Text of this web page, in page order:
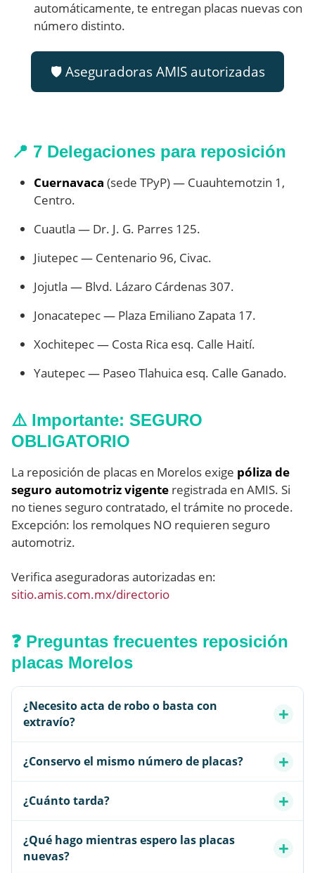
automáticamente, te entregan placas nuevas con
número distinto.
🛡️ Aseguradoras AMIS autorizadas
📍 7 Delegaciones para reposición
Cuernavaca (sede TPyP) — Cuauhtemotzin 1,
Centro.
Cuautla — Dr. J. G. Parres 125.
Jiutepec — Centenario 96, Civac.
Jojutla — Blvd. Lázaro Cárdenas 307.
Jonacatepec — Plaza Emiliano Zapata 17.
Xochitepec — Costa Rica esq. Calle Haití.
Yautepec — Paseo Tlahuica esq. Calle Ganado.
⚠️ Importante: SEGURO
OBLIGATORIO
La reposición de placas en Morelos exige póliza de
seguro automotriz vigente registrada en AMIS. Si
no tienes seguro contratado, el trámite no procede.
Excepción: los remolques NO requieren seguro
automotriz.
Verifica aseguradoras autorizadas en:
sitio.amis.com.mx/directorio
❓ Preguntas frecuentes reposición
placas Morelos
¿Necesito acta de robo o basta con
extravío?
¿Conservo el mismo número de placas?
¿Cuánto tarda?
¿Qué hago mientras espero las placas
nuevas?